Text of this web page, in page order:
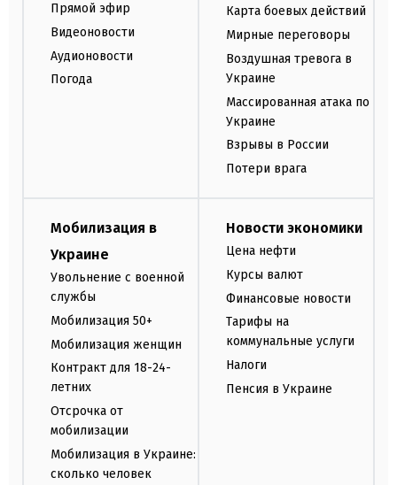
Прямой эфир
Видеоновости
Аудионовости
Погода
Карта боевых действий
Мирные переговоры
Воздушная тревога в
Украине
Массированная атака по
Украине
Взрывы в России
Потери врага
Мобилизация в
Украине
Увольнение с военной
службы
Мобилизация 50+
Мобилизация женщин
Контракт для 18-24-
летних
Отсрочка от
мобилизации
Мобилизация в Украине:
сколько человек
Новости экономики
Цена нефти
Курсы валют
Финансовые новости
Тарифы на
коммунальные услуги
Налоги
Пенсия в Украине